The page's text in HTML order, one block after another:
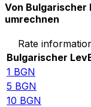
Von Bulgarischer
umrechnen
Rate
Bulgarischer Lev
1 BGN
5 BGN
10 BGN